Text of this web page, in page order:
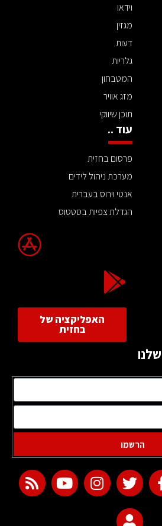
וידאו
מגזין
דעות
גלריות
המטבחון
מזג אוויר
תוכן שיווקי
עוד ..
פרסום בחזית
מערכת ניהול לידים
אנטי וירוס בעברית
הגדלת צפיות בסטטוס
האפליקציה של
בחזית
הרשמו